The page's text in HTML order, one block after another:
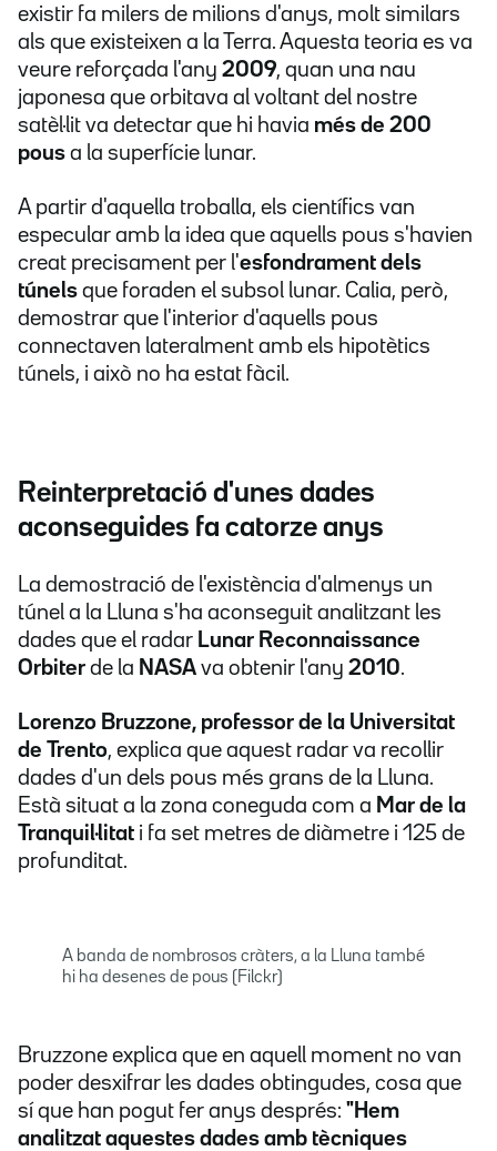
existir fa milers de milions d'anys, molt similars
als que existeixen a la Terra. Aquesta teoria es va
veure reforçada l'any 2009, quan una nau
japonesa que orbitava al voltant del nostre
satèl·lit va detectar que hi havia més de 200
pous a la superfície lunar.
A partir d'aquella troballa, els científics van
especular amb la idea que aquells pous s'havien
creat precisament per l'esfondrament dels
túnels que foraden el subsol lunar. Calia, però,
demostrar que l'interior d'aquells pous
connectaven lateralment amb els hipotètics
túnels, i això no ha estat fàcil.
Reinterpretació d'unes dades
aconseguides fa catorze anys
La demostració de l'existència d'almenys un
túnel a la Lluna s'ha aconseguit analitzant les
dades que el radar Lunar Reconnaissance
Orbiter de la NASA va obtenir l'any 2010.
Lorenzo Bruzzone, professor de la Universitat
de Trento, explica que aquest radar va recollir
dades d'un dels pous més grans de la Lluna.
Està situat a la zona coneguda com a Mar de la
Tranquil·litat i fa set metres de diàmetre i 125 de
profunditat.
A banda de nombrosos cràters, a la Lluna també
hi ha desenes de pous (Filckr)
Bruzzone explica que en aquell moment no van
poder desxifrar les dades obtingudes, cosa que
sí que han pogut fer anys després: "Hem
analitzat aquestes dades amb tècniques